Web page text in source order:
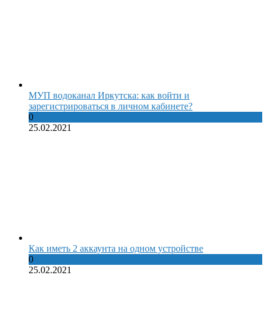
МУП водоканал Иркутска: как войти и
зарегистрироваться в личном кабинете?
0
25.02.2021
Как иметь 2 аккаунта на одном устройстве
0
25.02.2021